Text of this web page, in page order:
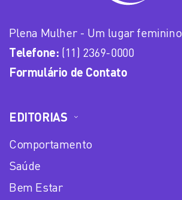
Plena Mulher - Um lugar feminino
Telefone: (11) 2369-0000
Formulário de Contato
EDITORIAS
Comportamento
Saúde
Bem Estar